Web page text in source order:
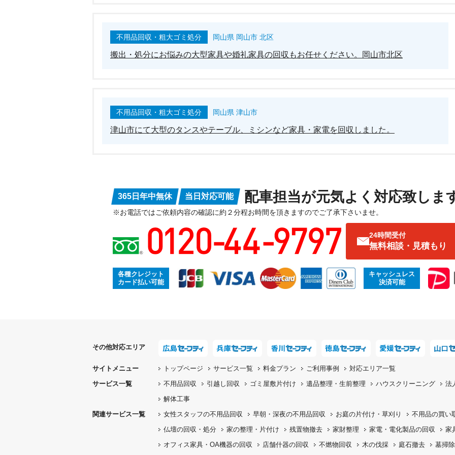
不用品回収・粗大ゴミ処分 岡山県 岡山市 北区
搬出・処分にお悩みの大型家具や婚礼家具の回収もお任せください。岡山市北区
不用品回収・粗大ゴミ処分 岡山県 津山市
津山市にて大型のタンスやテーブル、ミシンなど家具・家電を回収しました。
365日年中無休 当日対応可能 配車担当が元気よく対応致しま
※お電話ではご依頼内容の確認に約２分程お時間を頂きますのでご了承下さいませ。
24時間受付
無料相談・見積もり
各種クレジット
カード払い可能
キャッシュレス
決済可能
その他対応エリア
サイトメニュー トップページ サービス一覧 料金プラン ご利用事例
対応エリア一覧
サービス一覧
不用品回収 引越し回収 ゴミ屋敷片付け 遺品整理・生前整理 ハウスクリーニング
法
解体工事
関連サービス一覧
女性スタッフの不用品回収 早朝・深夜の不用品回収 お庭の片付け・ 草刈り 不用品の買い
仏壇の回収・処分 家の整理・片付け 残置物撤去 家財整理 家電・電化製品の回収
家
オフィス家具 ・OA機器の回収 店舗什器の回収 不燃物回収 木の伐採 庭石撤去 墓掃